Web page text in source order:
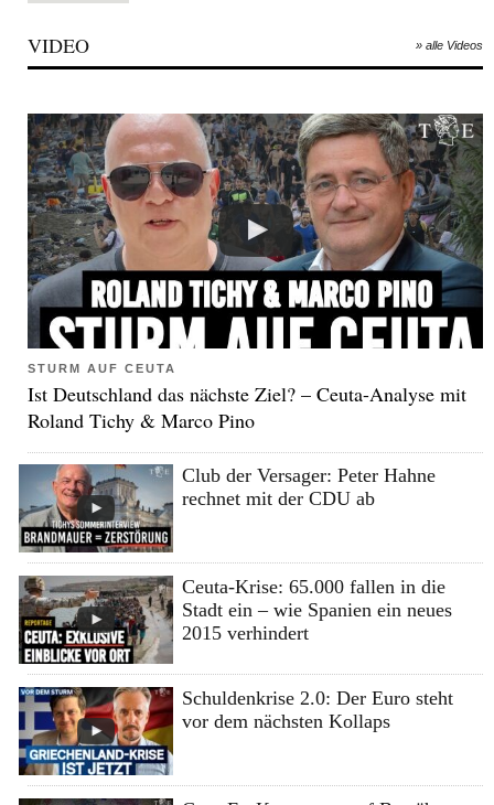
VIDEO » alle Videos
STURM AUF CEUTA
Ist Deutschland das nächste Ziel? – Ceuta-Analyse mit
Roland Tichy & Marco Pino
Club der Versager: Peter Hahne
rechnet mit der CDU ab
Ceuta-Krise: 65.000 fallen in die
Stadt ein – wie Spanien ein neues
2015 verhindert
Schuldenkrise 2.0: Der Euro steht
vor dem nächsten Kollaps